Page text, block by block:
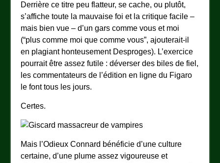
Derrière ce titre peu flatteur, se cache, ou plutôt,
s’affiche toute la mauvaise foi et la critique facile –
mais bien vue – d’un gars comme vous et moi
(“plus comme moi que comme vous”, ajouterait-il
en plagiant honteusement Desproges). L’exercice
pourrait être assez futile : déverser des biles de fiel,
les commentateurs de l’édition en ligne du Figaro
le font tous les jours.
Certes.
Mais l’Odieux Connard bénéficie d’une culture
certaine, d’une plume assez vigoureuse et